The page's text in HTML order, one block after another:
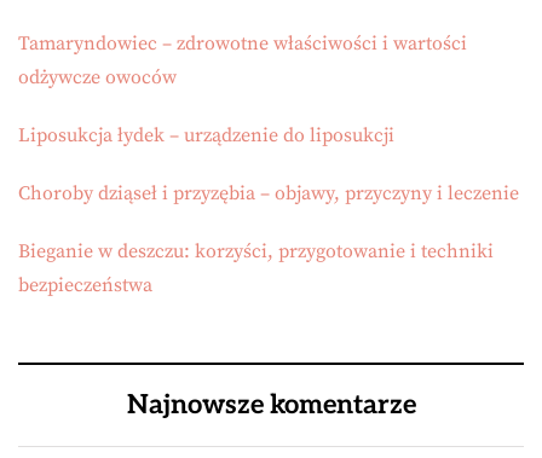
Tamaryndowiec – zdrowotne właściwości i wartości
odżywcze owoców
Liposukcja łydek – urządzenie do liposukcji
Choroby dziąseł i przyzębia – objawy, przyczyny i leczenie
Bieganie w deszczu: korzyści, przygotowanie i techniki
bezpieczeństwa
Najnowsze komentarze